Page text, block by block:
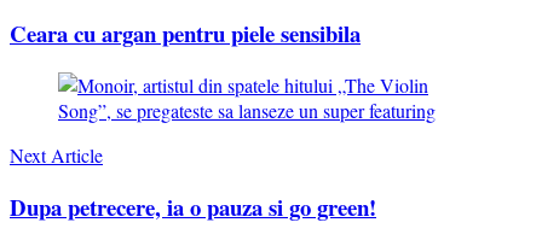
Ceara cu argan pentru piele sensibila
Next Article
Dupa petrecere, ia o pauza si go green!